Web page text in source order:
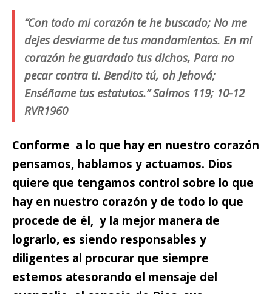
“Con todo mi corazón te he buscado; No me
dejes desviarme de tus mandamientos. En mi
corazón he guardado tus dichos, Para no
pecar contra ti. Bendito tú, oh Jehová;
Enséñame tus estatutos.” Salmos 119; 10-12
RVR1960
Conforme a lo que hay en nuestro corazón
pensamos, hablamos y actuamos. Dios
quiere que tengamos control sobre lo que
hay en nuestro corazón y de todo lo que
procede de él, y la mejor manera de
lograrlo, es siendo responsables y
diligentes al procurar que siempre
estemos atesorando el mensaje del